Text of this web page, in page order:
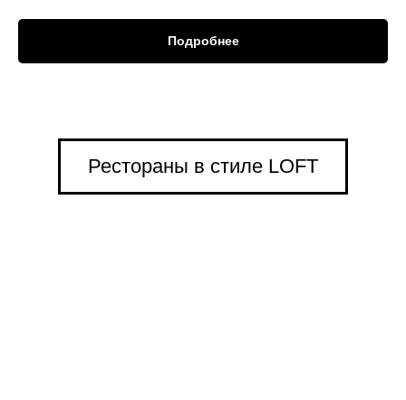
Подробнее
Рестораны в стиле LOFT